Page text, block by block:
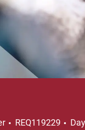
REQ119229 Ort